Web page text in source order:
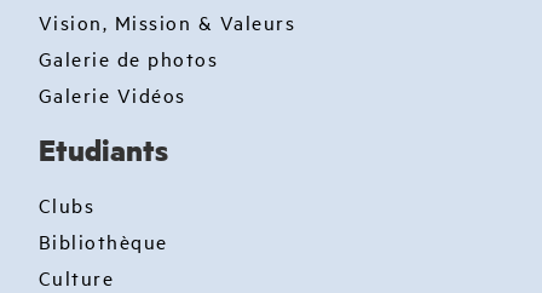
Vision, Mission & Valeurs
Galerie de photos
Galerie Vidéos
Etudiants
Clubs
Bibliothèque
Culture